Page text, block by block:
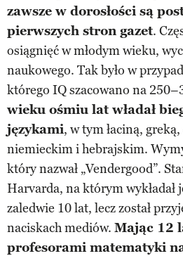
zawsze w dorosłości są
pierwszych stron gazet.
osiągnięć w młodym wieku,
naukowego. Tak było w
którego IQ szacowano na
wieku ośmiu lat władał
językami, w tym łaciną,
niemieckim i hebrajskim.
który nazwał „Vendergood”.
Harvarda, na którym wykładał
zaledwie 10 lat, lecz został
naciskach mediów. Mając 12
profesorami matematyki